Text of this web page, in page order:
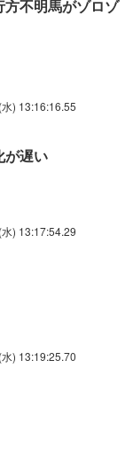
不明馬がゾロゾ
) 13:16:16.55
が遅い
) 13:17:54.29
) 13:19:25.70